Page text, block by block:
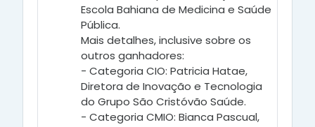
Escola Bahiana de Medicina e Saúde
Pública.
Mais detalhes, inclusive sobre os
outros ganhadores:
- Categoria CIO: Patricia Hatae,
Diretora de Inovação e Tecnologia
do Grupo São Cristóvão Saúde.
- Categoria CMIO: Bianca Pascual,